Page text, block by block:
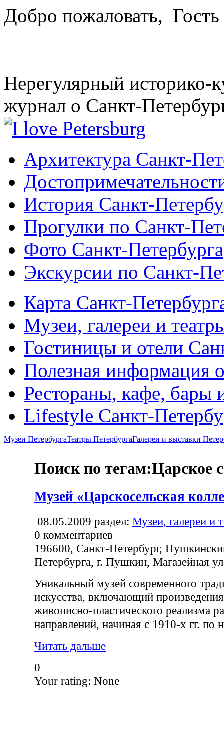
Добро пожаловать, Гость
Нерегулярный историко-
журнал о Санкт-
Архитектура Санкт-
История Санкт-
Прогулки по Санкт-
Фото Санкт-Петербурга
Экскурсии по Санкт-
Карта Санкт-
Музеи, галереи и
Гостиницы и отели
Полезная информация
Рестораны, кафе, бары
Lifestyle Санкт-
Музеи ПетербургаТеатры ПетербургаГалереи и выставки
Поиск по тегам:Царское
Музей «Царскосельская
08.05.2009 раздел: Музеи, галереи и
0 комментариев
196600, Санкт-Петербург,
Петербурга, г. Пушкин, Магазейная
Уникальный музей современного
искусства, включающий
живописно-пластического реализма
направлений, начиная с 1910-х гг. по
Читать дальше
0
Your rating: None